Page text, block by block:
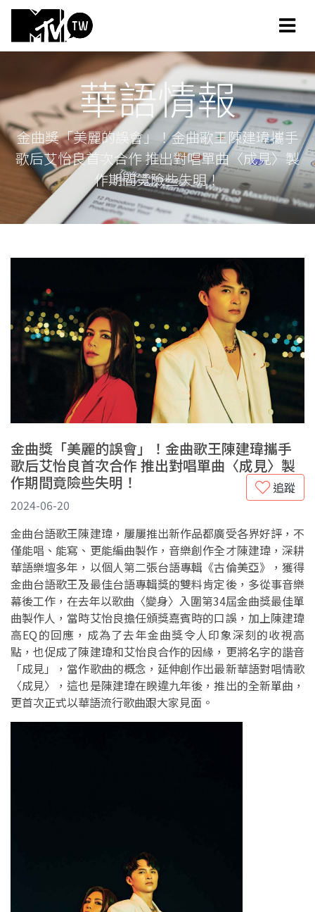
華語情報
金曲獎「美麗的誤會」！金曲歌王陳建瑋攜手
歌后艾怡良首次合作 推出對唱單曲〈成見〉製
作期間竟險些失明！
金曲獎「美麗的誤會」！金曲歌王陳建瑋攜手
歌后艾怡良首次合作 推出對唱單曲〈成見〉製
作期間竟險些失明！
追蹤
2024-06-20
金曲台語歌王陳建瑋，屢屢推出新作品都廣受各界好評，不
僅能唱、能寫、更能編曲製作，音樂創作全才陳建瑋，深耕
華語樂壇多年，以個人第二張台語專輯《古倫美亞》，獲得
金曲台語歌王及最佳台語專輯獎的雙料肯定後，多從事音樂
幕後工作，在去年以歌曲〈變身〉入圍第34屆金曲獎最佳單
曲製作人，當時艾怡良擔任頒獎嘉賓時的口誤，加上陳建瑋
高EQ的回應，成為了去年金曲獎令人印象深刻的收視高
點，也促成了陳建瑋和艾怡良合作的因緣，更將名字的諧音
「成見」，當作歌曲的概念，延伸創作出最新華語對唱情歌
〈成見〉，這也是陳建瑋在睽違九年後，推出的全新單曲，
更首次正式以華語流行歌曲跟大家見面。